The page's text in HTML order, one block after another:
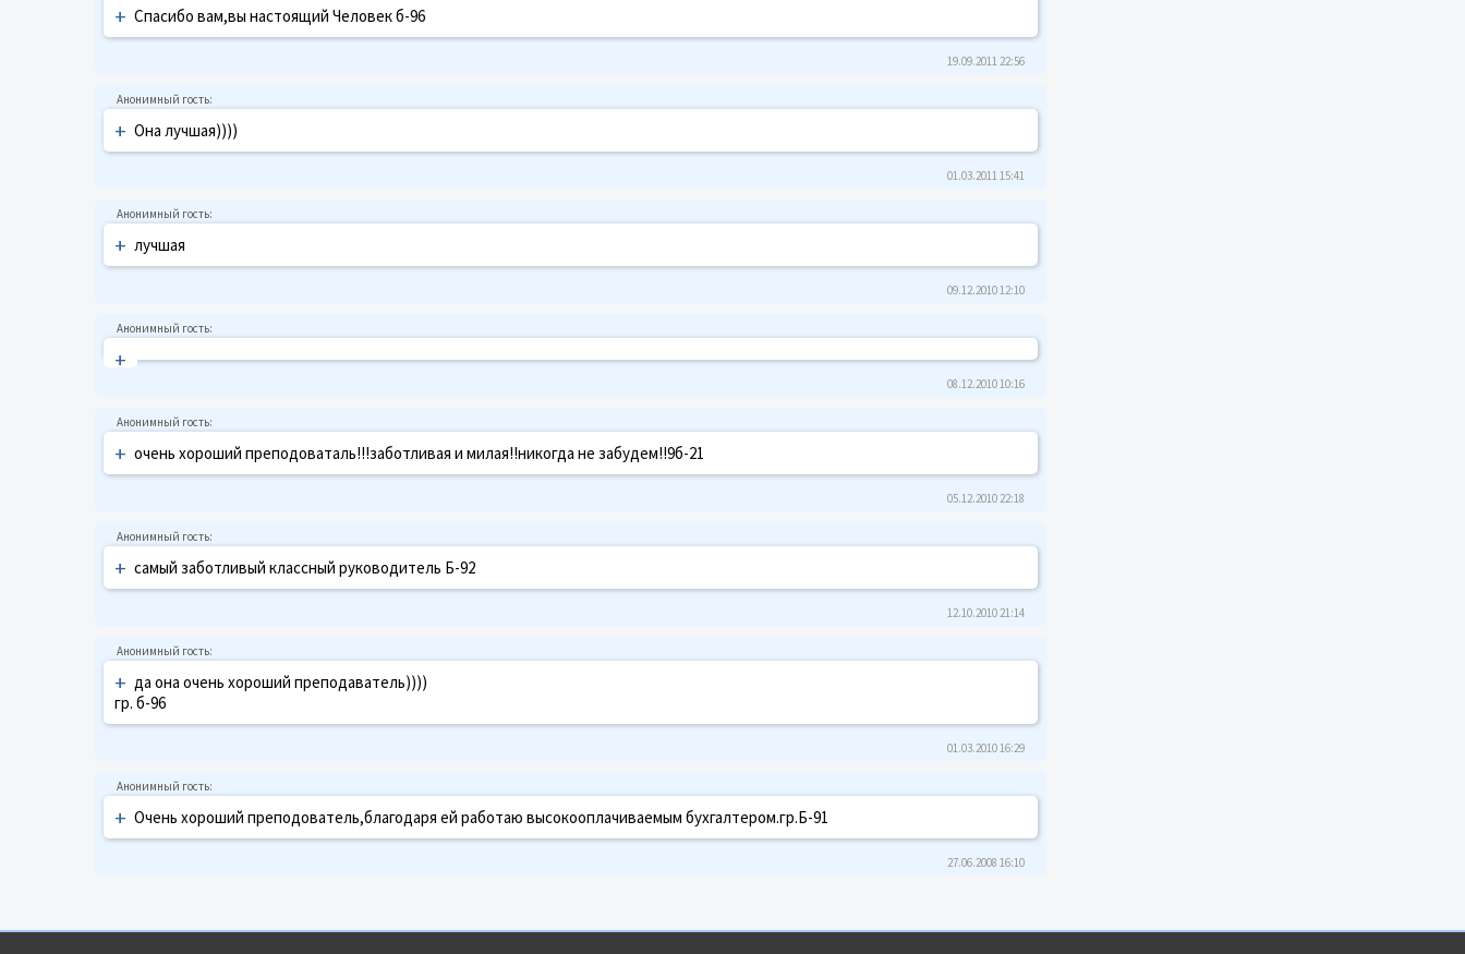
+ Спасибо вам,вы настоящий Человек б-96
19.09.2011 22:56
+ Она лучшая))))
01.03.2011 15:41
+ лучшая
09.12.2010 12:10
+
08.12.2010 10:16
+ очень хороший преподоваталь!!!заботливая и милая!!никогда не забудем!!9б-21
05.12.2010 22:18
+ самый заботливый классный руководитель Б-92
12.10.2010 21:14
+ да она очень хороший преподаватель))))
гр. б-96
01.03.2010 16:29
+ Очень хороший преподователь,благодаря ей работаю высокооплачиваемым бухгалтером.гр.Б-91
27.06.2008 16:10